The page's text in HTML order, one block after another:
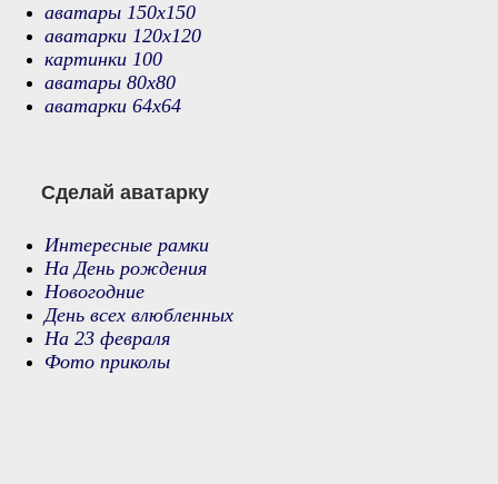
аватары 150х150
аватарки 120х120
картинки 100
аватары 80х80
аватарки 64х64
Сделай аватарку
Интересные рамки
На День рождения
Новогодние
День всех влюбленных
На 23 февраля
Фото приколы